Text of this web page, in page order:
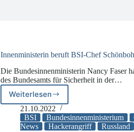
Innenministerin beruft BSI-Chef
Die Bundesinnenministerin Nancy Faser
des Bundesamts für Sicherheit in der…
WeiterlesenInnenministerin
beruft
BSI-
Chef
21.10.2022
BSI
Bundesinnenministerium
News
Hackerangriff Russland